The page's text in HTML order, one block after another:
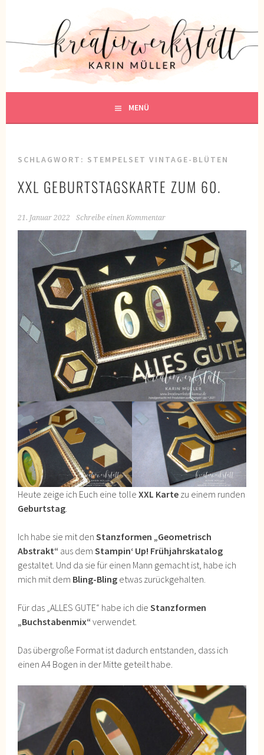
KREATIVWERKSTATT
KREATIV SEIN
MENÜ
SCHLAGWORT: STEMPELSET VINTAGE-BLÜTEN
XXL GEBURTSTAGSKARTE ZUM 60.
21. Januar 2022 Schreibe einen Kommentar
Heute zeige ich Euch eine tolleXXL Karte zu einem runden
Geburtstag.
Ich habe sie mit denStanzformen „Geometrisch
Abstrakt“ aus demStampin‘ Up! Frühjahrskatalog
gestaltet. Und da sie für einen Mann gemacht ist, habe ich
mich mit dem Bling-Bling etwas zurückgehalten.
Für das „ALLES GUTE“ habe ich dieStanzformen
„Buchstabenmix“ verwendet.
Das übergroße Format ist dadurch entstanden, dass ich
einen A4 Bogen in der Mitte geteilt habe.